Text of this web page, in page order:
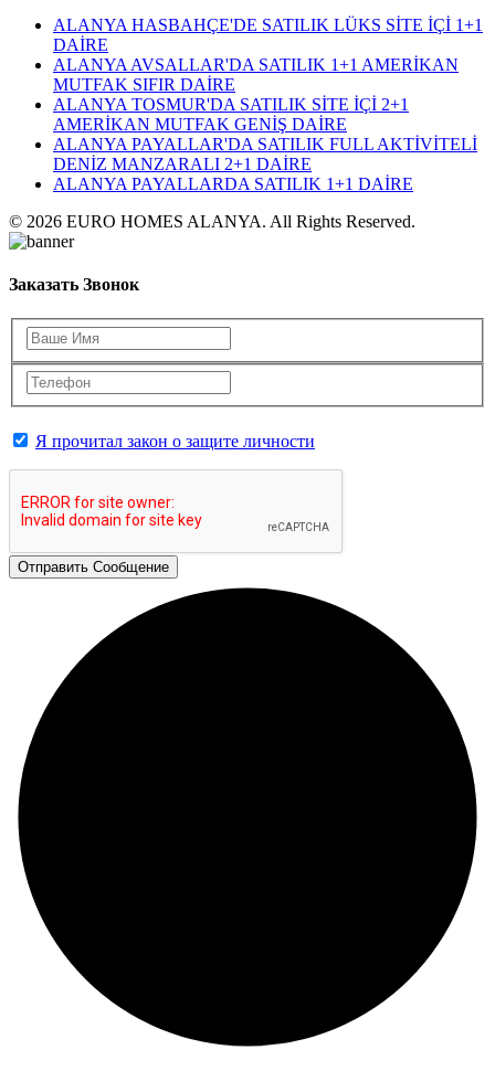
ALANYA HASBAHÇE'DE SATILIK LÜKS SİTE İÇİ 1+1
DAİRE
ALANYA AVSALLAR'DA SATILIK 1+1 AMERİKAN
MUTFAK SIFIR DAİRE
ALANYA TOSMUR'DA SATILIK SİTE İÇİ 2+1
AMERİKAN MUTFAK GENİŞ DAİRE
ALANYA PAYALLAR'DA SATILIK FULL AKTİVİTELİ
DENİZ MANZARALI 2+1 DAİRE
ALANYA PAYALLARDA SATILIK 1+1 DAİRE
© 2026 EURO HOMES ALANYA. All Rights Reserved.
Заказать Звонок
Я прочитал закон о защите личности
Отправить Сообщение